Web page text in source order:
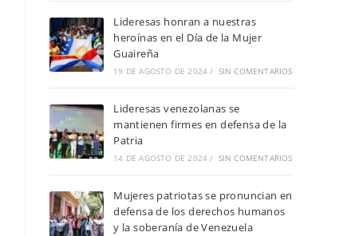
Lideresas honran a nuestras
heroínas en el Día de la Mujer
Guaireña
19 DE AGOSTO DE 2024 / SIN COMENTARIOS
Lideresas venezolanas se
mantienen firmes en defensa de la
Patria
14 DE AGOSTO DE 2024 / SIN COMENTARIOS
Mujeres patriotas se pronuncian en
defensa de los derechos humanos
y la soberanía de Venezuela